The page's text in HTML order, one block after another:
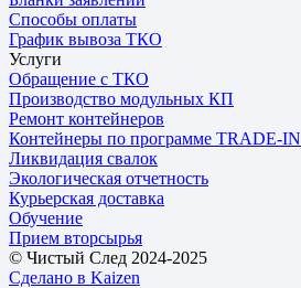
Способы оплаты
График вывоза ТКО
Услуги
Обращение с ТКО
Производство модульных КП
Ремонт контейнеров
Контейнеры по программе TRADE-IN
Ликвидация свалок
Экологическая отчетность
Курьерская доставка
Обучение
Прием вторсырья
© Чистый След 2024-2025
Сделано в Kaizen